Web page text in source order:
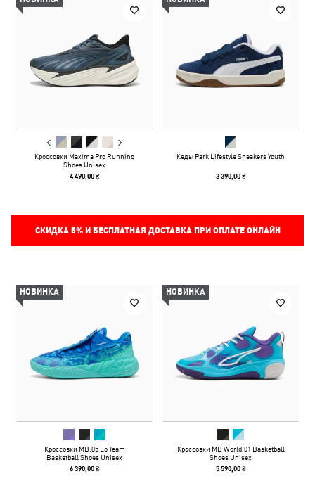
Кроссовки Maxima Pro Running
Shoes Unisex
4 490,00 ₴
Кеды Park Lifestyle Sneakers Youth
3 390,00 ₴
СКИДКА 5%И БЕСПЛАТНАЯ ДОСТАВКА ПРИ ОПЛАТЕ ОНЛАЙН
НОВИНКА
Кроссовки MB.05 Lo Team
Basketball Shoes Unisex
6 390,00 ₴
НОВИНКА
Кроссовки MB World.01 Basketball
Shoes Unisex
5 590,00 ₴